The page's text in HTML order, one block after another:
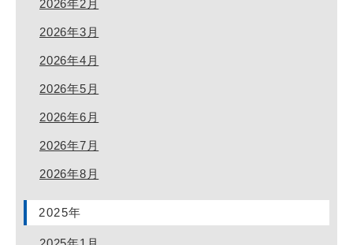
2026年2月
2026年3月
2026年4月
2026年5月
2026年6月
2026年7月
2026年8月
2025年